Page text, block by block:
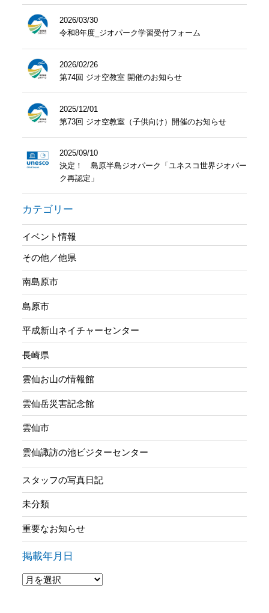
2026/03/30
令和8年度_ジオパーク学習受付フォーム
2026/02/26
第74回 ジオ空教室 開催のお知らせ
2025/12/01
第73回 ジオ空教室（子供向け）開催のお知らせ
2025/09/10
決定！ 島原半島ジオパーク「ユネスコ世界ジオパー
ク再認定」
カテゴリー
イベント情報
その他／他県
南島原市
島原市
平成新山ネイチャーセンター
長崎県
雲仙お山の情報館
雲仙岳災害記念館
雲仙市
雲仙諏訪の池ビジターセンター
スタッフの写真日記
未分類
重要なお知らせ
掲載年月日